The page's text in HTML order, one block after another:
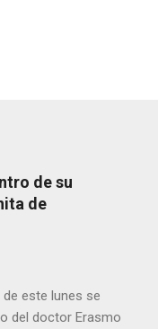
de su
de
este lunes se
del doctor Erasmo